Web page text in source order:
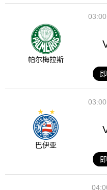
03:00
帕尔梅拉斯
03:00
巴伊亚